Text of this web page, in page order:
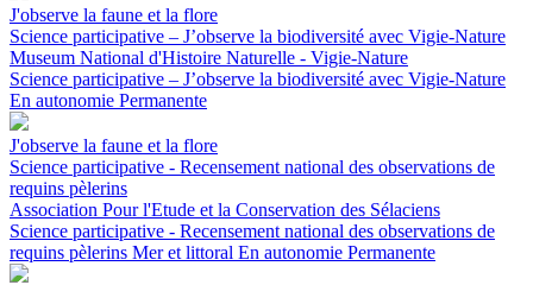
J'observe la faune et la flore
Science participative – J’observe la biodiversité avec Vigie-Nature
Museum National d'Histoire Naturelle - Vigie-Nature
Science participative – J’observe la biodiversité avec Vigie-Nature
En autonomie Permanente
J'observe la faune et la flore
Science participative - Recensement national des observations de
requins pèlerins
Association Pour l'Etude et la Conservation des Sélaciens
Science participative - Recensement national des observations de
requins pèlerins Mer et littoral En autonomie Permanente